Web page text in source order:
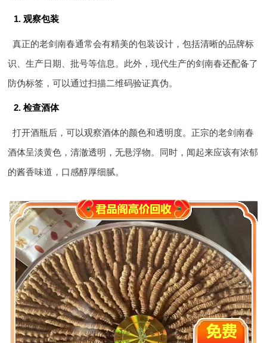
1. 观察包装
真正的老剑南春通常会有精美的包装设计，包括清晰的品牌标
识、生产日期、批号等信息。此外，现代生产的剑南春还配备了
防伪标签，可以通过扫描二维码验证真伪。
2. 检查酒体
打开酒瓶后，可以观察酒体的颜色和透明度。正宗的老剑南春
酒体呈淡黄色，清澈透明，无悬浮物。同时，闻起来应该有浓郁
的酱香味道，口感醇厚细腻。